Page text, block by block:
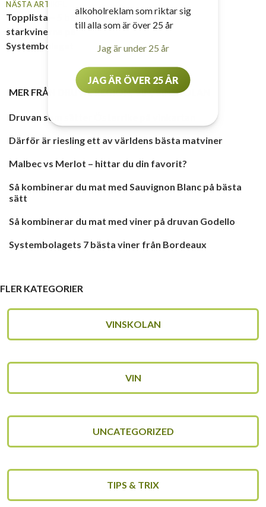
NÄSTA ARTIKEL
Topplista – 5 bästa
starkvinerna på
Systembolaget
MER FRÅN DRUVA,REGION,VIN,VINSKOLAN
Druvan som sätter Österrike på vinkartan
Därför är riesling ett av världens bästa matviner
Malbec vs Merlot – hittar du din favorit?
Så kombinerar du mat med Sauvignon Blanc på bästa
sätt
Så kombinerar du mat med viner på druvan Godello
Systembolagets 7 bästa viner från Bordeaux
FLER KATEGORIER
VINSKOLAN
VIN
UNCATEGORIZED
TIPS & TRIX
alkoholreklam som riktar sig
till alla som är över 25 år
Jag är under 25 år
JAG ÄR ÖVER 25 ÅR